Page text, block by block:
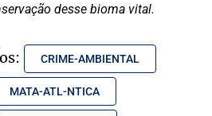
desse bioma vital.
CRIME-AMBIENTAL
MATA-ATL-NTICA